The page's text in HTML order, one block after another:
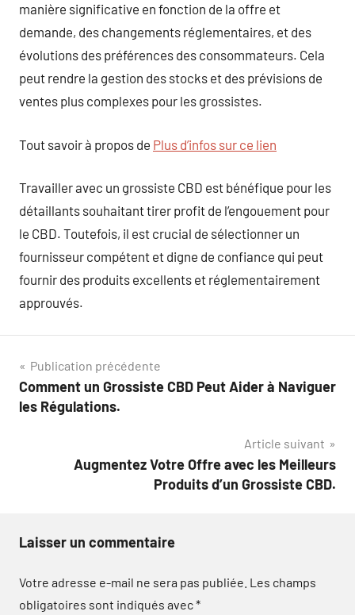
manière significative en fonction de la offre et
demande, des changements réglementaires, et des
évolutions des préférences des consommateurs. Cela
peut rendre la gestion des stocks et des prévisions de
ventes plus complexes pour les grossistes.
Tout savoir à propos de Plus d’infos sur ce lien
Travailler avec un grossiste CBD est bénéfique pour les
détaillants souhaitant tirer profit de l’engouement pour
le CBD. Toutefois, il est crucial de sélectionner un
fournisseur compétent et digne de confiance qui peut
fournir des produits excellents et réglementairement
approuvés.
Navigation
de
Publication précédente
Comment un Grossiste CBD Peut Aider à Naviguer
les Régulations.
Article suivant
Augmentez Votre Offre avec les Meilleurs
Produits d’un Grossiste CBD.
Laisser un commentaire
Votre adresse e-mail ne sera pas publiée. Les champs
obligatoires sont indiqués avec*